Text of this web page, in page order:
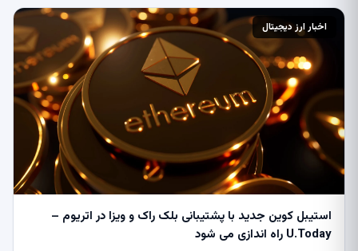
اخبار ارز دیجیتال
استیبل کوین جدید با پشتیبانی بلک راک و ویزا در اتریوم –
U.Today راه اندازی می شود